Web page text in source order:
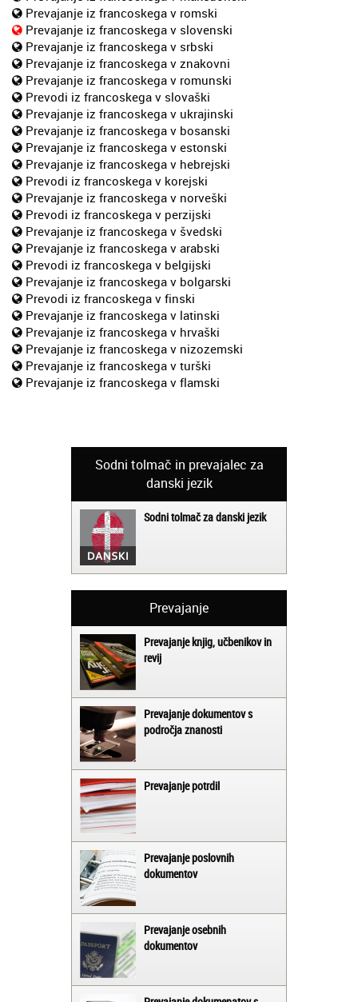
Prevajanje iz francoskega v romski
Prevajanje iz francoskega v slovenski
Prevajanje iz francoskega v srbski
Prevajanje iz francoskega v znakovni
Prevajanje iz francoskega v romunski
Prevodi iz francoskega v slovaški
Prevajanje iz francoskega v ukrajinski
Prevajanje iz francoskega v bosanski
Prevajanje iz francoskega v estonski
Prevajanje iz francoskega v hebrejski
Prevodi iz francoskega v korejski
Prevajanje iz francoskega v norveški
Prevodi iz francoskega v perzijski
Prevajanje iz francoskega v švedski
Prevajanje iz francoskega v arabski
Prevodi iz francoskega v belgijski
Prevajanje iz francoskega v bolgarski
Prevodi iz francoskega v finski
Prevajanje iz francoskega v latinski
Prevajanje iz francoskega v hrvaški
Prevajanje iz francoskega v nizozemski
Prevajanje iz francoskega v turški
Prevajanje iz francoskega v flamski
Sodni tolmač in prevajalec za
danski jezik
Sodni tolmač za danski jezik
Prevajanje
Prevajanje knjig, učbenikov in
revij
Prevajanje dokumentov s
področja znanosti
Prevajanje potrdil
Prevajanje poslovnih
dokumentov
Prevajanje osebnih
dokumentov